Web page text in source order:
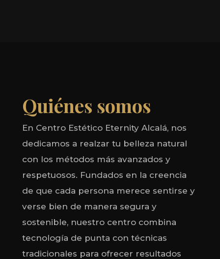
Quiénes somos
En Centro Estético Eternity Alcalá, nos
dedicamos a realzar tu belleza natural
con los métodos más avanzados y
respetuosos. Fundados en la creencia
de que cada persona merece sentirse y
verse bien de manera segura y
sostenible, nuestro centro combina
tecnología de punta con técnicas
tradicionales para ofrecer resultados